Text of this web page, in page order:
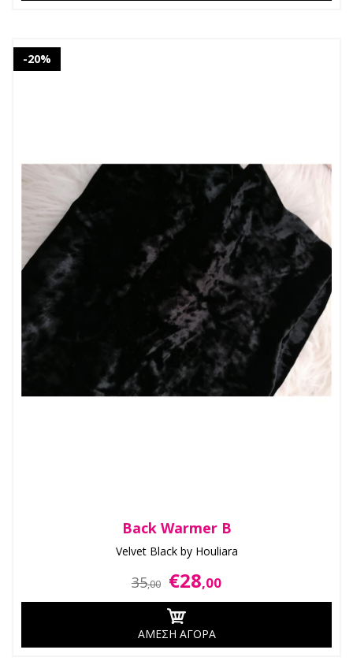
-20%
Back Warmer B
Velvet Black by Houliara
35,00 €28,00
ΑΜΕΣΗ ΑΓΟΡΑ